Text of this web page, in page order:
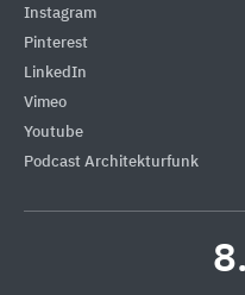
Instagram
Pinterest
LinkedIn
Vimeo
Youtube
Podcast Architekturfunk